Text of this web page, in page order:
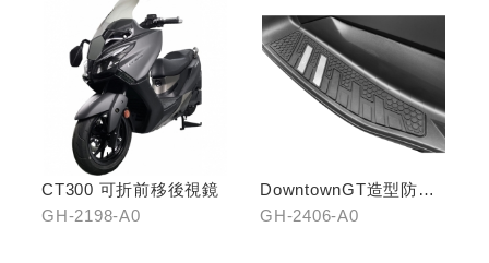
CT300 可折前移後視鏡
GH-2198-A0
DowntownGT造型防滑
踏板(中組)
GH-2406-A0